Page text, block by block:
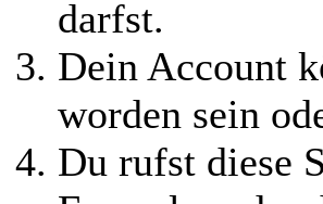
darfst.
Dein Account
worden sein
Du rufst diese